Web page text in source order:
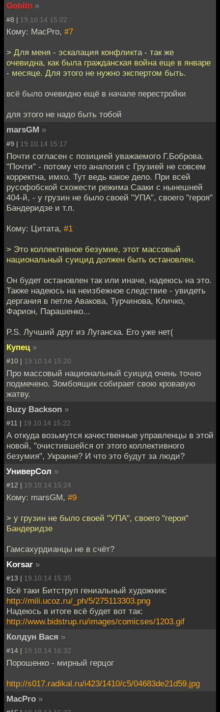
Goblin »
#8 | 19.10.14 15:02
Кому: MacPro, #7
> Для меня - эскалация конфликта - так же
очевидна, как была гражданская война еще в январе
- месяце. Для этого не нужно экспертом быть.
всё было очевидно ещё в начале перестройки
для этого не надо быть тобой
marsGM »
#9 | 19.10.14 15:17
Почти согласен с позицией уважаемого Г.Боброва.
"Почти" - потому что аналогия с Грузией не совсем
корректна, имхо. Тут ведь какое дело. При всей
русофобской схожести режима Сааки с нынешней
404-й, - у грузин не было своей "УПА", своего "героя"
Бандеридзе и т.п.
Кому: Цитата, #1
> Это коллективное безумие, этот массовый
национальный суицид должен быть остановлен.
Он будет остановлен так или иначе, надеюсь на это.
Также надеюсь на неизбежное следствие - увидеть
дергания в петле Авакова, Турчинова, Кличко,
Фарион, Парашенко...
P.S. Лучший друг из Луганска. Его уже нет(
Купец »
#10 | 19.10.14 15:20
Про массовый национальный суицид очень точно
подмечено. Зомбоящик собирает свою кровавую
жатву.
Buzy Backson »
#11 | 19.10.14 15:22
А откуда возьмутся качественные управленцы в этой
новой, "очистившейся от этого коллективного
безумия", Украине? И что это будут за люди?
УниверСол »
#12 | 19.10.14 15:24
Кому: marsGM, #9
> у грузин не было своей "УПА", своего "героя"
Бандеридзе
Гамсахурдианцы не в счёт?
Korsar »
#13 | 19.10.14 15:35
Всё таки Битструп гениальный художник:
http://mili.ucoz.ru/_ph/5/275113303.png
Надеюсь в итоге всё будет вот так:
http://www.bidstrup.ru/images/comicses/1203.gif
Колдун Вася »
#14 | 19.10.14 16:32
Порошенко - мирный герцог
http://s017.radikal.ru/i423/1410/c5/04683de21d59.jpg
MacPro »